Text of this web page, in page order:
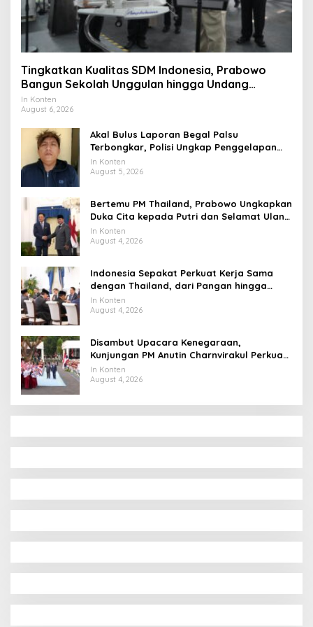
Tingkatkan Kualitas SDM Indonesia, Prabowo
Bangun Sekolah Unggulan hingga Undang
Universitas Terbaik Dunia
In Konten
August 6, 2026
Akal Bulus Laporan Begal Palsu
Terbongkar, Polisi Ungkap Penggelapan
Uang Perusahaan untuk Crypto
In Konten
August 5, 2026
Bertemu PM Thailand, Prabowo Ungkapkan
Duka Cita kepada Putri dan Selamat Ulang
Tahun ke Raja Thailand
In Konten
August 4, 2026
Indonesia Sepakat Perkuat Kerja Sama
dengan Thailand, dari Pangan hingga
Ekonomi Digital
In Konten
August 4, 2026
Disambut Upacara Kenegaraan,
Kunjungan PM Anutin Charnvirakul Perkuat
Hubungan Indonesia-Thailand
In Konten
August 4, 2026